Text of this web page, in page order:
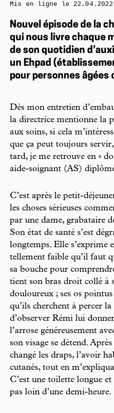
Nouvel épisode de la
qui nous livre chaque
de son quotidien
un Ehpad
pour personnes âgées
Dès mon entretien
la directrice mentionne la
aux soins, si cela
que ça peut toujours
tard, je me retrouve en «
aide-soignant (AS)
C’est après le petit-
les choses sérieuses
par une dame, grabataire
Son état de santé s’est
longtemps. Elle s’exprime
tellement faible qu’il faut
sa bouche pour
tient son bras droit collé à
douloureux ; ses os
qu’ils cherchent à percer
d’observer Rémi lui
l’arrose généreusement
son visage se détend.
changé les draps, l’avoir
cutanés, tout en
C’est une toilette longue
pas loin d’une demi-heure.
Mis en ligne le 22.04.2022